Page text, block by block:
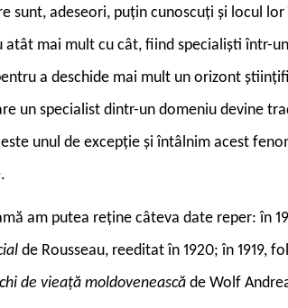
sunt, adeseori, puțin cunoscuți și locul
atât mai mult cu cât, fiind specialiști într-
a deschide mai mult un orizont
un specialist dintr-un domeniu devine
unul de excepție și întâlnim acest
am putea reține câteva date reper: în
de Rousseau, reeditat în 1920; în 1919,
de vieață moldovenească de Wolf